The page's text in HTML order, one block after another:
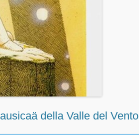
della Valle del Vento